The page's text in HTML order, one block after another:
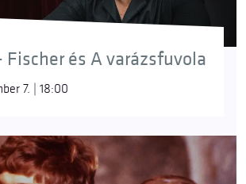
Fischer és A varázsfuvola
7. | 18:00